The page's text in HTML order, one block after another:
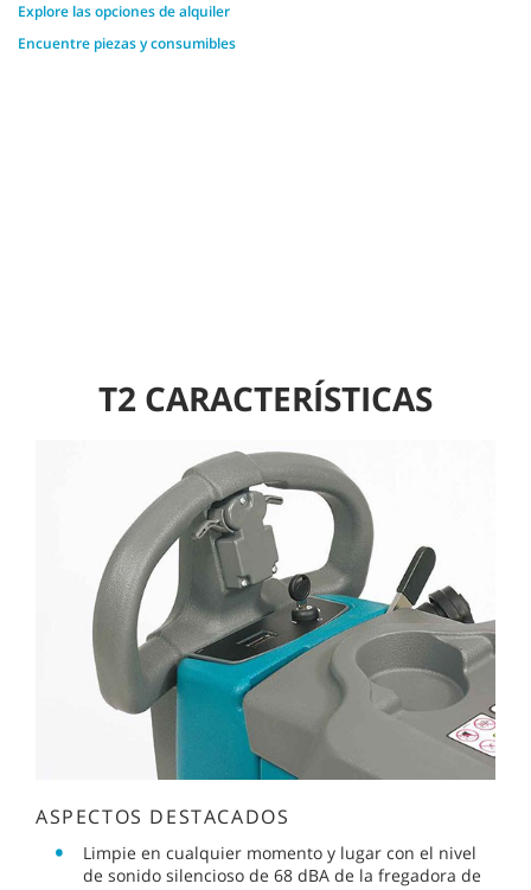
Explore las opciones de alquiler
Encuentre piezas y consumibles
T2 CARACTERÍSTICAS
ASPECTOS DESTACADOS
Limpie en cualquier momento y lugar con el nivel
de sonido silencioso de 68 dBA de la fregadora de